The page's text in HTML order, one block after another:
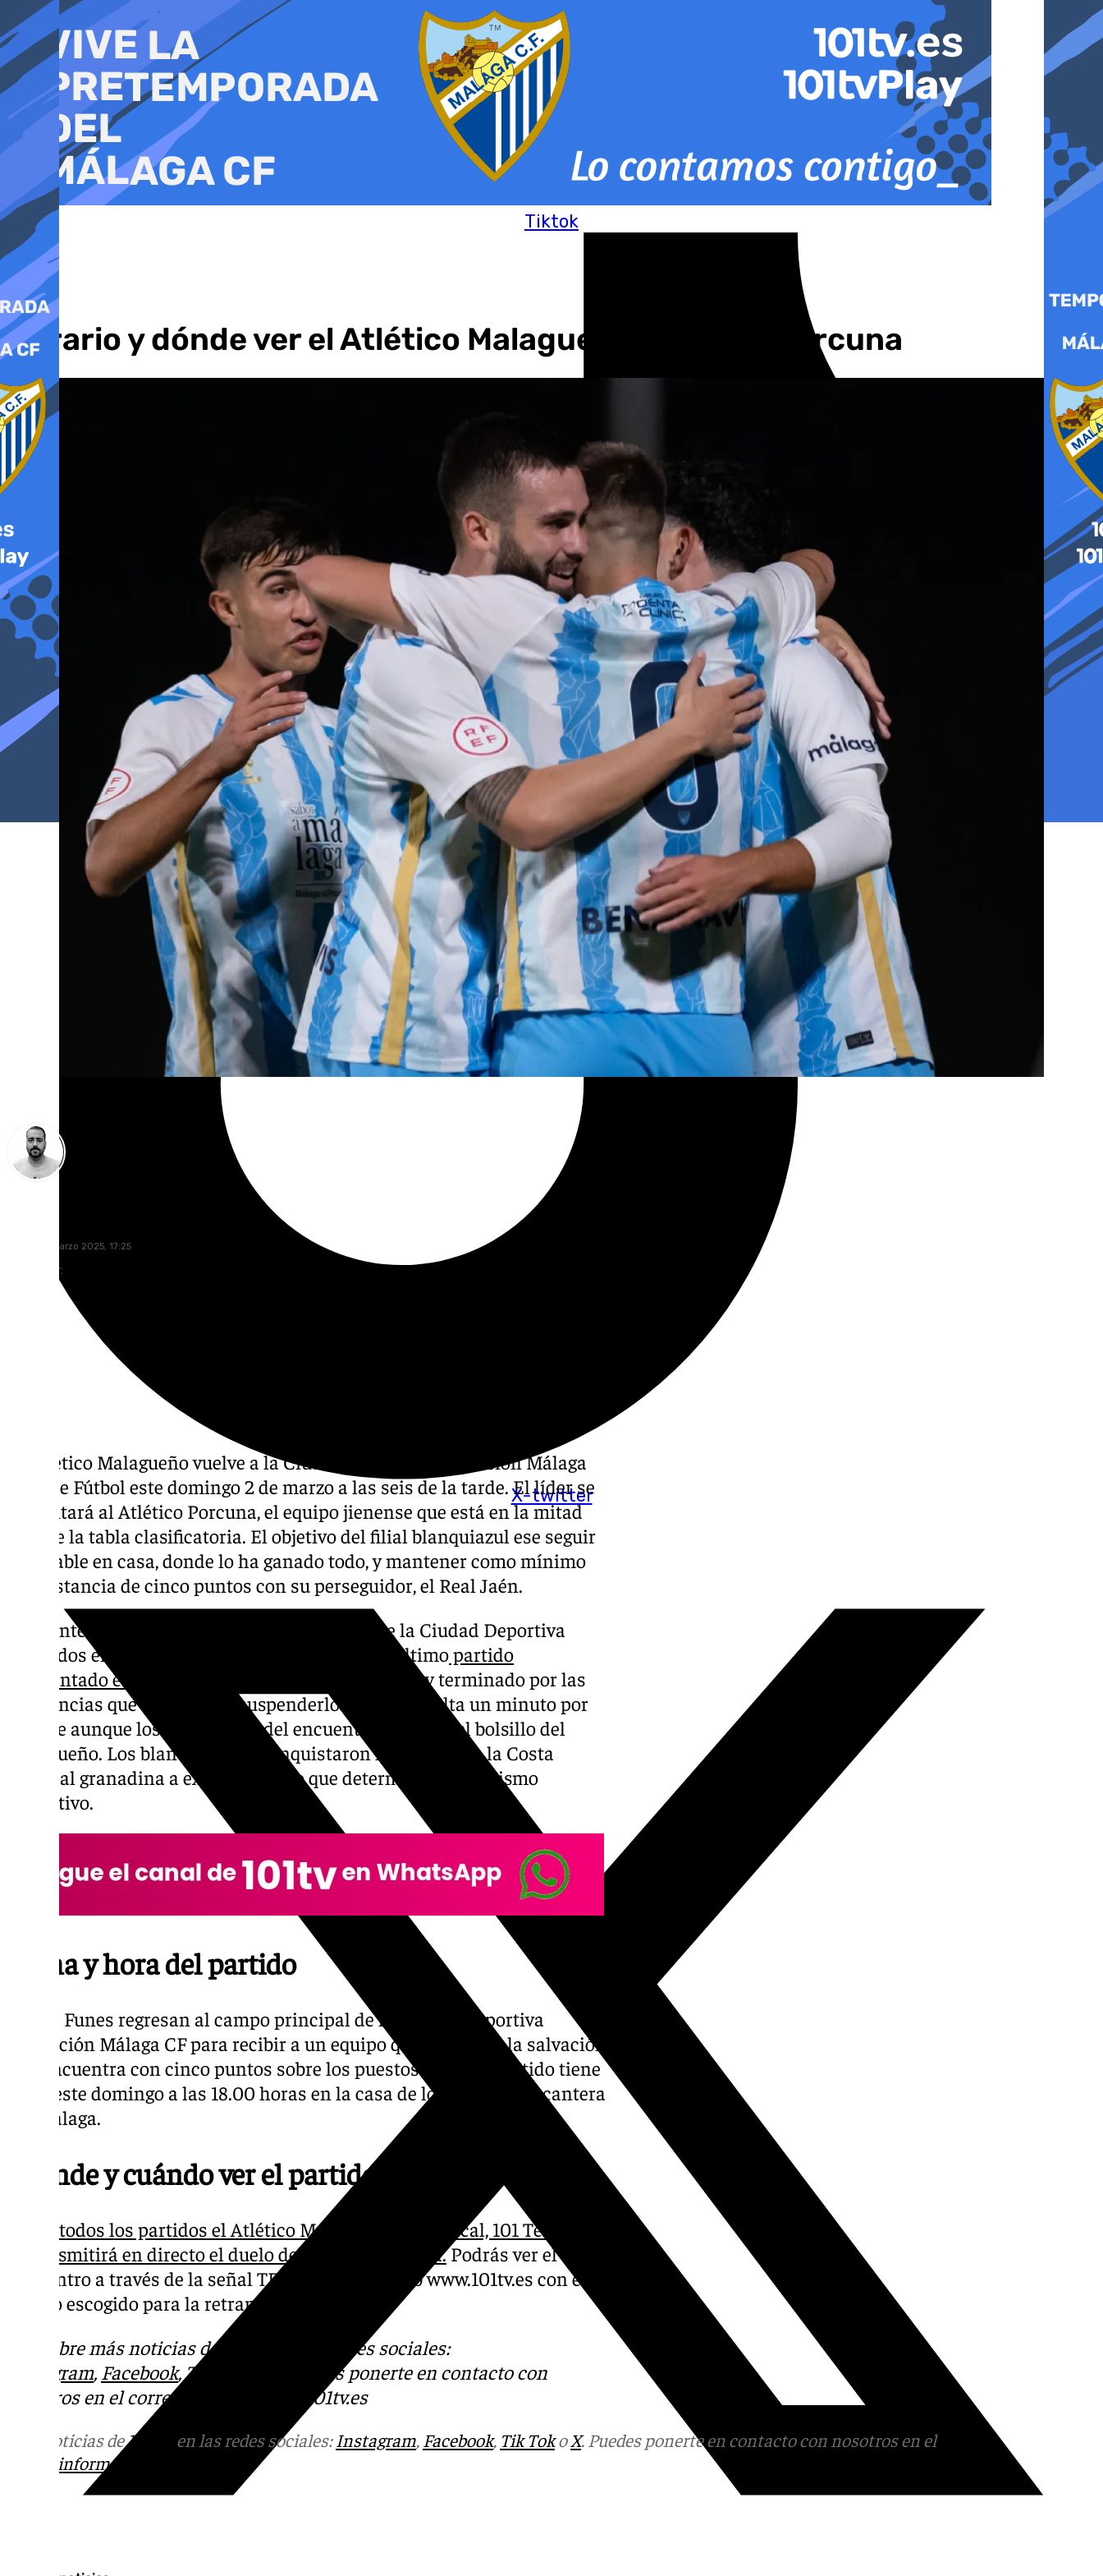
al
contenido
Tiktok
X-twitter
Horario y dónde ver el Atlético Malagueño-Atlético Porcuna
sábado, 1 marzo 2025, 17:25
Compartir:
El Atlético Malagueño vuelve a la Ciudad Deportiva Fundación Málaga
Club de Fútbol este domingo 2 de marzo a las seis de la tarde. El líder se
enfrentará al Atlético Porcuna, el equipo jienense que está en la mitad
baja de la tabla clasificatoria. El objetivo del filial blanquiazul ese seguir
intratable en casa, donde lo ha ganado todo, y mantener como mínimo
esa distancia de cinco puntos con su perseguidor, el Real Jaén.
Los canteranos del Málaga saldrán al tapete de la Ciudad Deportiva
confiados en sumar una nueva victoria tras un últimopartido
accidentado en Motril
, que todavía no se sabe si hay terminado por las
incidencias que obligaron a suspenderlo. En teoría falta un minuto por
jugarse aunque los tres puntos del encuentro están en el bolsillo del
Malagueño. Los blanquiazules conquistaron la victoria en la Costa
Tropical granadina a expensas de lo que determine el organismo
federativo.
Fecha y hora del partido
Los de Funes regresan al campo principal de la Ciudad Deportiva
Fundación Málaga CF para recibir a un equipo que lucha por la salvación
y se encuentra con cinco puntos sobre los puestos rojos. El partido tiene
lugar este domingo a las 18.00 horas en la casa de los equipos de cantera
del Málaga.
¿Dónde y cuándo ver el partido en televisión?
Como todos los partidos el Atlético Malagueño como local, 101 Televisión
retransmitirá en directo el duelo del filial malaguista.Podrás ver el
encuentro a través de la señal TDT y la página web www.101tv.es con el
equipo escogido para la retransmisión.
Descubre más noticias de 101TV en las redes sociales:
Instagram, Facebook,Tik Tok
. Puedes ponerte en contacto con
nosotros en el correo
informativos@101tv.es
Más noticias de101TV en las redes sociales:Instagram, Facebook, Tik TokoX. Puedes ponerte en contacto con nosotros en el
informativos@101tv.es